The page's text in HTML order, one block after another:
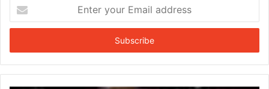
your
Email